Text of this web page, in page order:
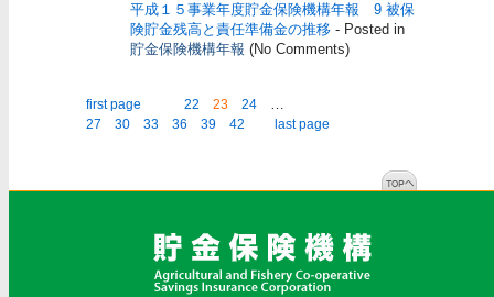
平成１５事業年度貯金保険機構年報 9 被保
険貯金残高と責任準備金の推移 - Posted in
貯金保険機構年報 (No Comments)
first page 22 23 24 …
27 30 33 36 39 42 last page